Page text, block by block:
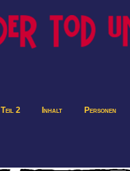
Teil 2 Inhalt Personen